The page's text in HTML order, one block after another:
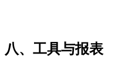
八、工具与报表